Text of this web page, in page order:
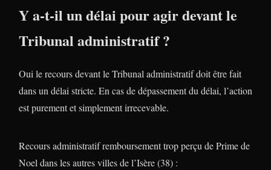
Y a-t-il un délai pour agir devant le
Tribunal administratif ?
Oui le recours devant le Tribunal administratif doit être fait
dans un délai stricte. En cas de dépassement du délai, l’action
est purement et simplement irrecevable.
Recours administratif remboursement trop perçu de Prime de
Noel dans les autres villes de l’Isère (38) :